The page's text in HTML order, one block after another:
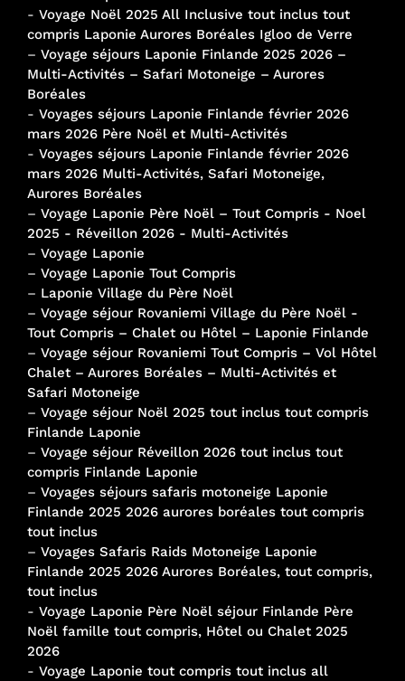
- Voyage Noël 2025 All Inclusive tout inclus tout
compris Laponie Aurores Boréales Igloo de Verre
– Voyage séjours Laponie Finlande 2025 2026 –
Multi-Activités – Safari Motoneige – Aurores
Boréales
- Voyages séjours Laponie Finlande février 2026
mars 2026 Père Noël et Multi-Activités
- Voyages séjours Laponie Finlande février 2026
mars 2026 Multi-Activités, Safari Motoneige,
Aurores Boréales
– Voyage Laponie Père Noël – Tout Compris - Noel
2025 - Réveillon 2026 - Multi-Activités
– Voyage Laponie
– Voyage Laponie Tout Compris
– Laponie Village du Père Noël
– Voyage séjour Rovaniemi Village du Père Noël -
Tout Compris – Chalet ou Hôtel – Laponie Finlande
– Voyage séjour Rovaniemi Tout Compris – Vol Hôtel
Chalet – Aurores Boréales – Multi-Activités et
Safari Motoneige
– Voyage séjour Noël 2025 tout inclus tout compris
Finlande Laponie
– Voyage séjour Réveillon 2026 tout inclus tout
compris Finlande Laponie
– Voyages séjours safaris motoneige Laponie
Finlande 2025 2026 aurores boréales tout compris
tout inclus
– Voyages Safaris Raids Motoneige Laponie
Finlande 2025 2026 Aurores Boréales, tout compris,
tout inclus
- Voyage Laponie Père Noël séjour Finlande Père
Noël famille tout compris, Hôtel ou Chalet 2025
2026
- Voyage Laponie tout compris tout inclus all